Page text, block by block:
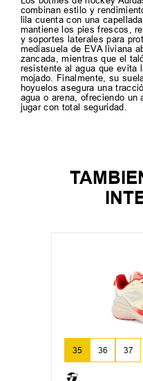
combinan estilo y
lila cuenta con una
mantiene los pies frescos,
y soportes laterales para
mediasuela de EVA liviana
zancada, mientras que el
resistente al agua que evita
mojado. Finalmente, su
hoyuelos asegura una
agua o arena, ofreciendo
jugar con total seguridad.
35 36 37